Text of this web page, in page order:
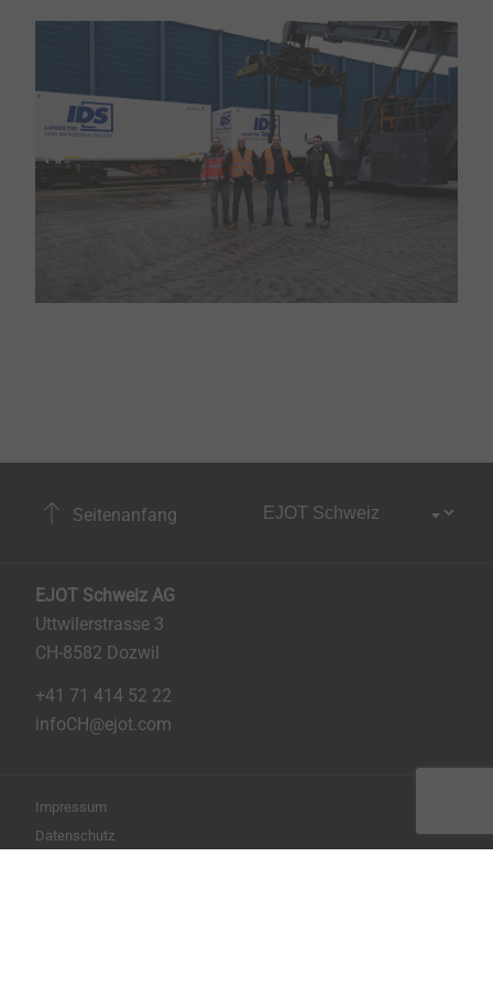
Seitenanfang
EJOT Schweiz AG
Uttwilerstrasse 3
CH-8582 Dozwil
+41 71 414 52 22
infoCH@ejot.com
Impressum
Datenschutz